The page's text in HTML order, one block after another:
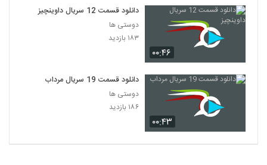
سریال Friends فصل دوم قسمت 4
سریال Friends فصل دوم قسمت 5
۰۰:۴۶
دانلود قسمت 12 سریال داوینچیز
دوستی ها
۱۸۳ بازدید
۰۰:۴۳
دانلود قسمت 19 سریال مرداب
دوستی ها
۱۸۶ بازدید